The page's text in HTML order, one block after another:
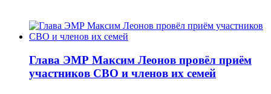
Глава ЭМР Максим Леонов провёл приём
участников СВО и членов их семей